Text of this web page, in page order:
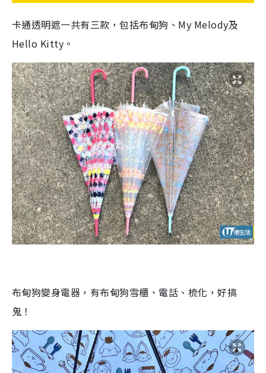
卡通透明遮一共有三款，包括布甸狗、 My Melody及
Hello Kitty 。
布甸狗變身電器，有布甸狗雪櫃、電話、梳化，好搞
鬼！